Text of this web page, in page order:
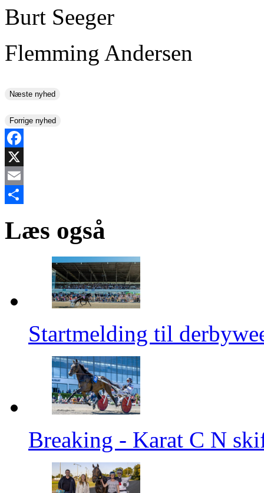
Burt Seeger
Flemming Andersen
Næste nyhed
Forrige nyhed
Facebook
X
Email
Læs også
Startmelding til
Breaking - Karat C N